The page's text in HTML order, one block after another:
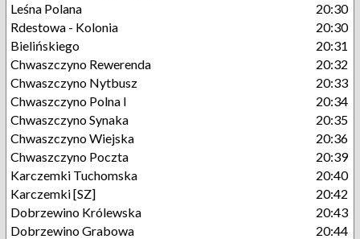
Leśna Polana
20:30
Rdestowa - Kolonia
20:30
Bielińskiego
20:31
Chwaszczyno Rewerenda
20:32
Chwaszczyno Nytbusz
20:33
Chwaszczyno Polna I
20:34
Chwaszczyno Synaka
20:35
Chwaszczyno Wiejska
20:36
Chwaszczyno Poczta
20:39
Karczemki Tuchomska
20:40
Karczemki [SZ]
20:42
Dobrzewino Królewska
20:43
Dobrzewino Grabowa
20:44